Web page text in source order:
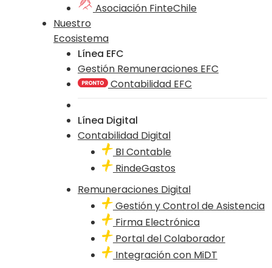
Asociación FinteChile
Nuestro
Ecosistema
Línea EFC
Gestión Remuneraciones EFC
Contabilidad EFC
Línea Digital
Contabilidad Digital
BI Contable
RindeGastos
Remuneraciones Digital
Gestión y Control de Asistencia
Firma Electrónica
Portal del Colaborador
Integración con MiDT